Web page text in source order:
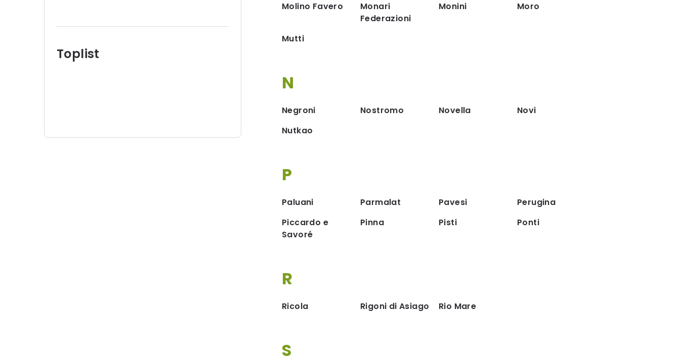
Toplist
Molino Favero
Monari
Federazioni
Monini Moro
Mutti
N
Negroni Nostromo Novella
Novi
Nutkao
P
Paluani Parmalat Pavesi
Perugina
Piccardo e
Savoré
Pinna Pisti Ponti
R
Ricola Rigoni di Asiago Rio Mare
S